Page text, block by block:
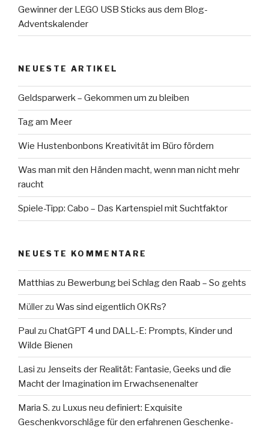
Gewinner der LEGO USB Sticks aus dem Blog-
Adventskalender
NEUESTE ARTIKEL
Geldsparwerk – Gekommen um zu bleiben
Tag am Meer
Wie Hustenbonbons Kreativität im Büro fördern
Was man mit den Händen macht, wenn man nicht mehr
raucht
Spiele-Tipp: Cabo – Das Kartenspiel mit Suchtfaktor
NEUESTE KOMMENTARE
Matthias zu Bewerbung bei Schlag den Raab – So gehts
Müllerzu Was sind eigentlich OKRs?
Paul zu ChatGPT 4 und DALL-E: Prompts, Kinder und
Wilde Bienen
Lasi zu Jenseits der Realität: Fantasie, Geeks und die
Macht der Imagination im Erwachsenenalter
Maria S. zu Luxus neu definiert: Exquisite
Geschenkvorschläge für den erfahrenen Geschenke-